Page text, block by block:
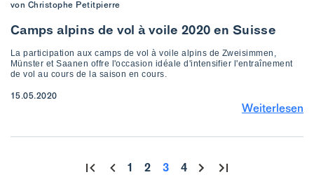
von Christophe Petitpierre
Camps alpins de vol à voile 2020 en Suisse
La participation aux camps de vol à voile alpins de Zweisimmen,
Münster et Saanen offre l'occasion idéale d'intensifier l'entraînement
de vol au cours de la saison en cours.
15.05.2020
Weiterlesen
1 2 3 4